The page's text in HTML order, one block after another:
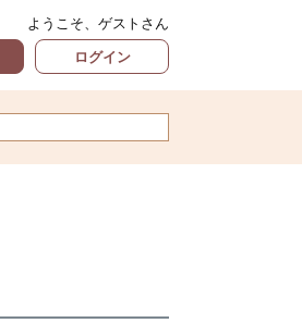
ようこそ、ゲストさん
ログイン